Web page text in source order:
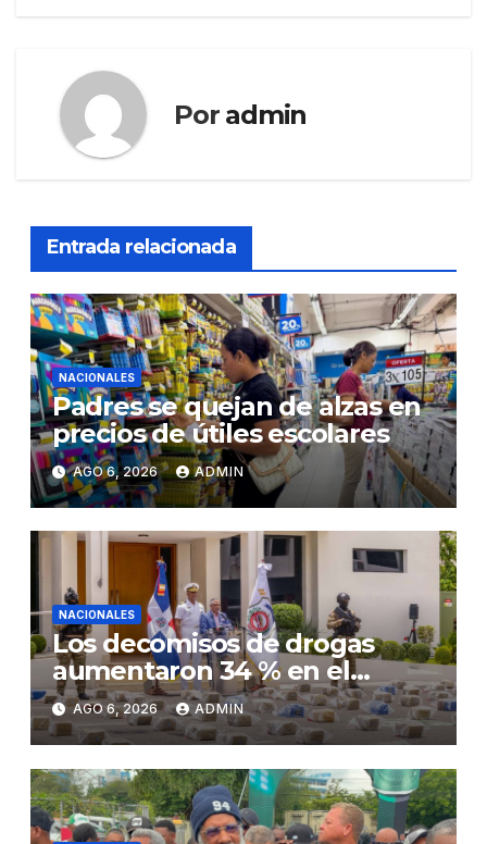
Por admin
Entrada relacionada
NACIONALES
Padres se quejan de alzas en
precios de útiles escolares
AGO 6, 2026 ADMIN
NACIONALES
Los decomisos de drogas
aumentaron 34 % en el
primer semestre del 2026
AGO 6, 2026 ADMIN